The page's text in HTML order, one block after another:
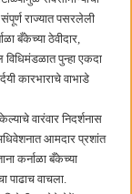
राज्यात पसरलेली
बँकेच्या ठेवीदार,
विधिमंडळात पुन्हा एकदा
कारभाराचे वाभाडे
वारंवार निदर्शनास
आमदार प्रशांत
कर्नाळा बँकेच्या
पाढाच वाचला.